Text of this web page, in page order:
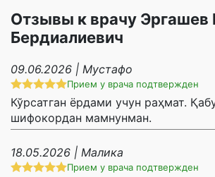
Отзывы к врачу Эргашев
Бердиалиевич
09.06.2026 | Мустафо
Прием у врача подтвержден
Кўрсатган ёрдами учун раҳмат.
шифокордан мамнунман.
18.05.2026 | Малика
Прием у врача подтвержден